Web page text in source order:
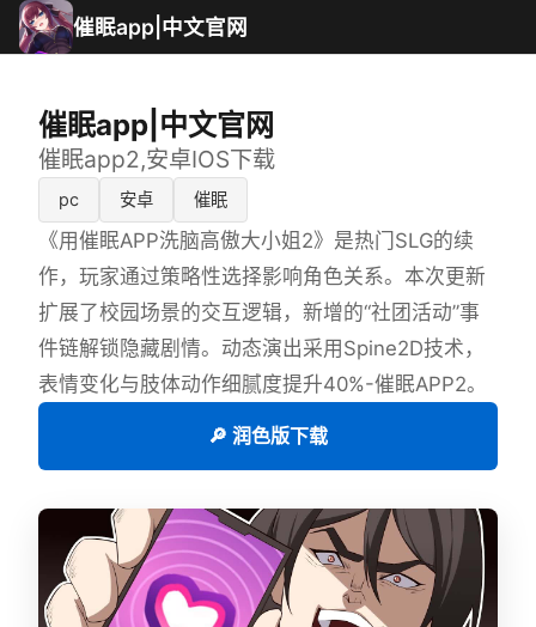
催眠app|中文官网
催眠app|中文官网
催眠app2,安卓IOS下载
pc 安卓 催眠
《用催眠APP洗脑高傲大小姐2》是热门SLG的续
作，玩家通过策略性选择影响角色关系。本次更新
扩展了校园场景的交互逻辑，新增的“社团活动”事
件链解锁隐藏剧情。动态演出采用Spine2D技术，
表情变化与肢体动作细腻度提升40%-催眠APP2。
🔎 润色版下载